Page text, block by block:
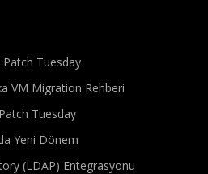
Tuesday
VM Migration Rehberi
Tuesday
Yeni Dönem
(LDAP) Entegrasyonu